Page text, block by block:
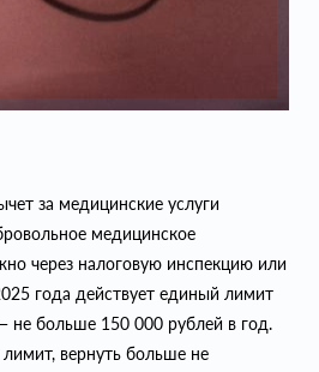
за медицинские услуги
медицинское
через налоговую инспекцию или
года действует единый лимит
не больше 150 000 рублей в год.
вернуть больше не